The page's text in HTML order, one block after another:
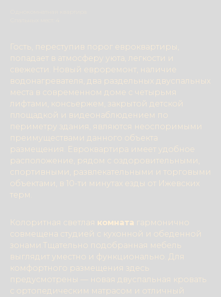
Гость, переступив порог евроквартиры,
попадает в атмосферу уюта, легкости и
свежести. Новый евроремонт, наличие
водонагревателя, два раздельных двуспальных
места в современном доме с четырьмя
лифтами, консьержем, закрытой детской
площадкой и видеонаблюдением по
периметру здания, являются неоспоримыми
преимуществами данного объекта
размещения. Евроквартира имеет удобное
расположение, рядом с оздоровительными,
спортивными, развлекательными и торговыми
объектами, в 10-ти минутах езды от Ижевских
терм.
Колоритная светлая комната гармонично
совмещена студией с кухонной и обеденной
зонами.Тщательно подобранная мебель
выглядит уместно и функционально. Для
комфортного размещения здесь
предусмотрены — новая двуспальная кровать
с ортопедическим матрасом и отличный